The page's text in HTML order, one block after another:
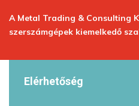
A Metal Trading & Consulting
szerszámgépek kiemelkedő
Elérhetőség